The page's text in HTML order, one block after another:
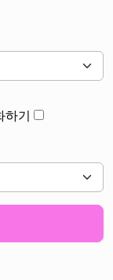
하기